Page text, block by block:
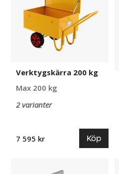
Verktygskärra 200 kg
Max 200 kg
2 varianter
7 595 kr Köp